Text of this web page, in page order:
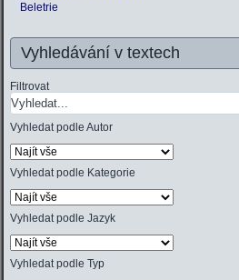
Beletrie
Vyhledávání v textech
Filtrovat
Vyhledat podle Autor
Vyhledat podle Kategorie
Vyhledat podle Jazyk
Vyhledat podle Typ